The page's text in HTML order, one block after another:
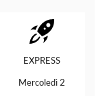
EXPRESS
Mercoledì 2